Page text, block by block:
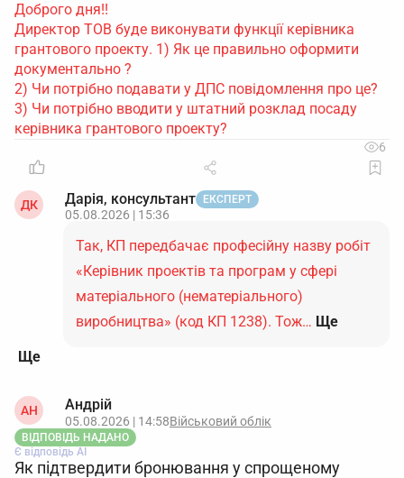
Доброго дня!!
Директор ТОВ буде виконувати функції керівника
грантового проекту. 1) Як це правильно оформити
документально ?
2) Чи потрібно подавати у ДПС повідомлення про це?
3) Чи потрібно вводити у штатний розклад посаду
керівника грантового проекту?
6
ДК Дарія, консультант ЕКСПЕРТ
05.08.2026 | 15:36
Так, КП передбачає професійну назву робіт
«Керівник проектів та програм у сфері
матеріального (нематеріального)
виробництва» (код КП 1238). Тож… Ще
АН Андрій
05.08.2026 | 14:58Військовий облік
ВІДПОВІДЬ НАДАНО
Є відповідь АІ
Як підтвердити бронювання у спрощеному